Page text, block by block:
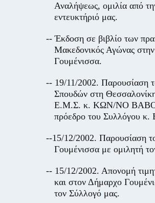
Αναλήψεως, ομιλία από
εντευκτήριό μας.
-- Έκδοση σε βιβλίο των
Μακεδονικός Αγώνας
Γουμένισσα.
-- 19/11/2002. Παρουσίαση
Σπουδών στη
Ε.Μ.Σ. κ. ΚΩΝ/ΝΟ
πρόεδρο του
--15/12/2002. Παρουσίαση
Γουμένισσα με
-- 15/12/2002. Απονομή
και στον Δήμαρχο
τον Σύλλογό μας.